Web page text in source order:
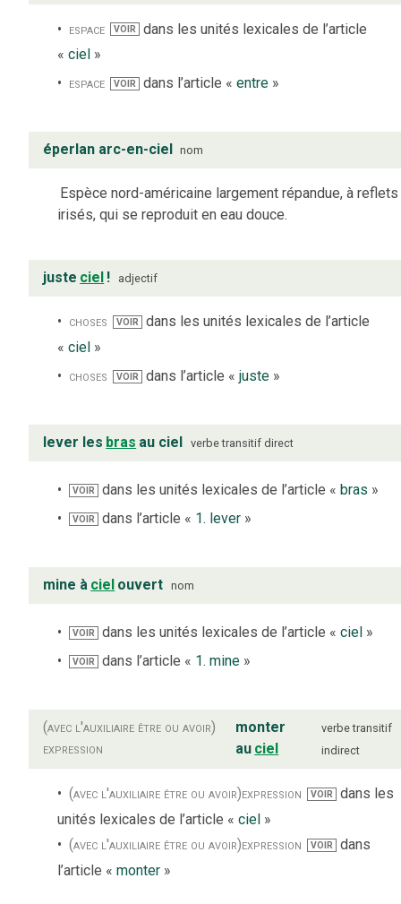
espace VOIR
dans les unités lexicales de l’article
« ciel »
espace
VOIR dans l’article « entre»
éperlan arc-en-ciel nom
Espèce nord-américaine largement répandue, à reflets
irisés, qui se reproduit en eau douce.
juste ciel ! adjectif
choses VOIR
dans les unités lexicales de l’article
« ciel »
choses
VOIR dans l’article « juste»
lever les bras au ciel verbe transitif direct
VOIR dans les unités lexicales de l’article «bras »
VOIR dans l’article « 1. lever »
mine à ciel ouvert nom
VOIR dans les unités lexicales de l’article «ciel »
VOIR dans l’article « 1. mine »
(avec l'auxiliaire être ou avoir)
expression
monter
au ciel
verbe transitif
indirect
(avec l'auxiliaire être ou avoir)expression VOIR dans les
unités lexicales de l’article « ciel »
(avec l'auxiliaire être ou avoir)expression VOIR dans
l’article « monter »